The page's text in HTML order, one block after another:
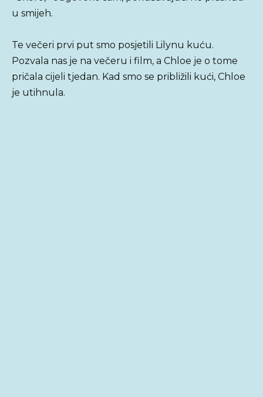
u smijeh.
Te večeri prvi put smo posjetili Lilynu kuću.
Pozvala nas je na večeru i film, a Chloe je o tome
pričala cijeli tjedan. Kad smo se približili kući, Chloe
je utihnula.